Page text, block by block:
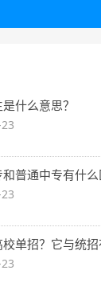
什么意思？
普通中专有什么
单招？它与统招